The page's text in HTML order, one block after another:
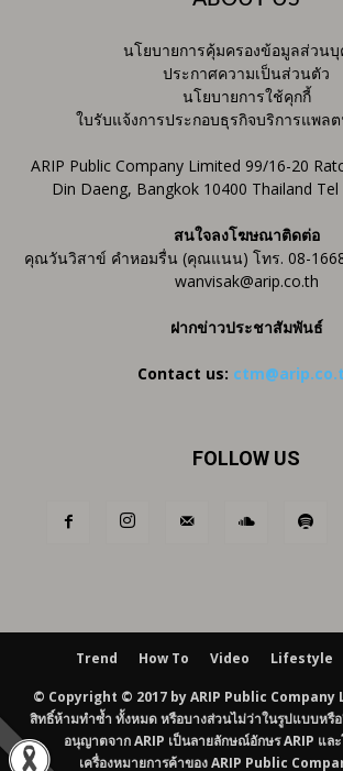
นโยบายการคุ้มครองข้อมูลส่วน
ประกาศความเป็นส่วนตัว
นโยบายการใช้คุกกี้
ใบรับแจ้งการประกอบธุรกิจบริการแพล
ARIP Public Company Limited 99/16-20
Din Daeng, Bangkok 10400 Thailand Tel
สนใจลงโฆษณาติดต่อ
คุณวันวิสาข์ คำหอมรื่น (คุณแนน) โทร. 08-
wanvisak@arip.co.th
ฝากข่าวประชาสัมพันธ์
Contact us:
FOLLOW US
Trend How To Video Lifestyle
© Copyright © 2017 by ARIP Public Company
สิทธิ์ห้ามทำซ้ำ ทั้งหมด หรือบางส่วนไม่ว่าในรูปแบบหรือ
อนุญาตจาก ARIP เป็นลายลักษณ์อักษร ARIP และ
เครื่องหมายการค้าของ ARIP Public